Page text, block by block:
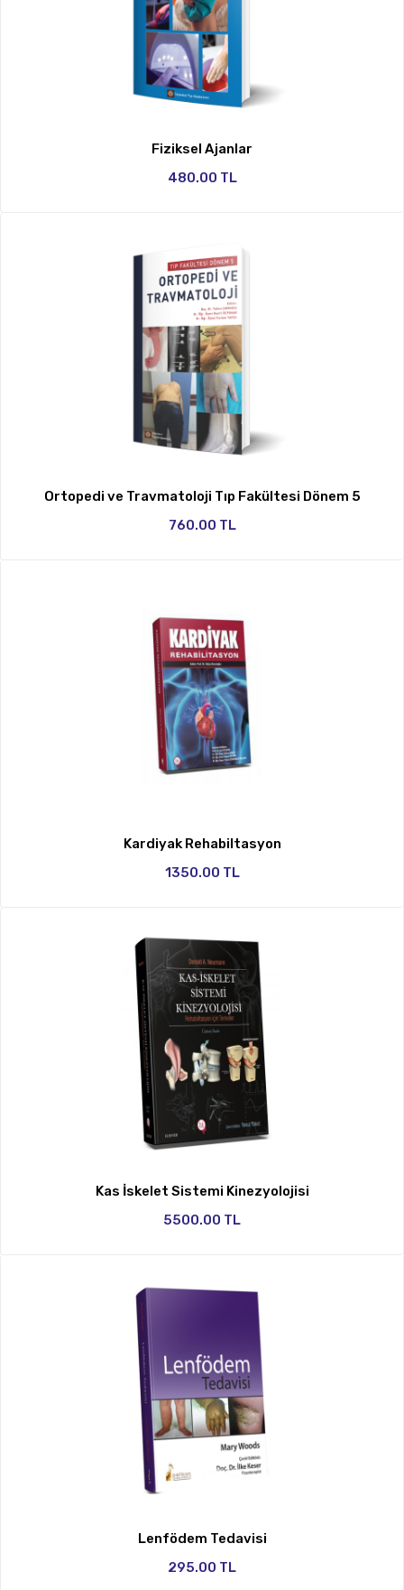
Fiziksel Ajanlar
480.00 TL
Ortopedi ve Travmatoloji Tıp Fakültesi Dönem 5
760.00 TL
Kardiyak Rehabiltasyon
1350.00 TL
Kas İskelet Sistemi Kinezyolojisi
5500.00 TL
Lenfödem Tedavisi
295.00 TL